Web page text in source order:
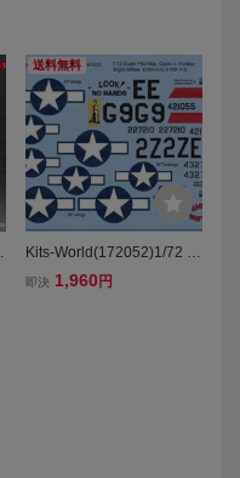
送料無料
Kits-World(172052)1/72 R
epublic P-47D Thunderbol
即決 1,960 円